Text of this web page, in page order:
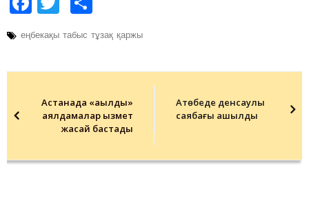
еңбекақы табыс тұзақ қаржы
navigation
Астанада «ақылды»
аялдамалар қызмет
жасай бастады
Ақтөбеде денсаулық
саябағы ашылды